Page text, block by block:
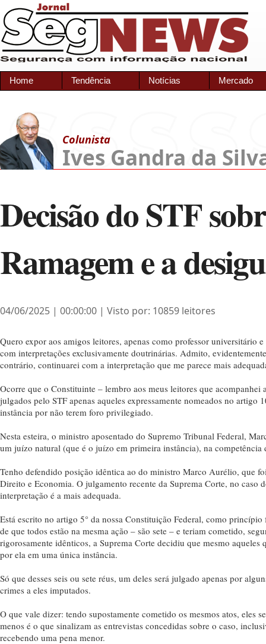
Home Tendência Notícias Mercado
Colunista
Ives Gandra da
Decisão do STF
Ramagem e a
04/06/2025 | 00:00:00 | Visto por: 10859 leitores
Quero expor aos amigos leitores, apenas como professor
com interpretações exclusivamente doutrinárias. Admito,
contrário, continuarei com a interpretação que me parece mais
Ocorre que o Constituinte – lembro aos meus leitores que
julgados pelo STF apenas aqueles expressamente nomeados no
instância por não terem foro privilegiado.
Nesta esteira, o ministro aposentado do Supremo Tribunal Federal,
um juízo natural (que é o juízo em primeira instância), na competência
Tenho defendido posição idêntica ao do ministro Marco Aurélio, que
Direito e Economia. O julgamento recente da Suprema Corte, no caso
interpretação é a mais adequada.
Está escrito no artigo 5° da nossa Constituição Federal, como
de que todos estão na mesma ação – são sete – e teriam cometido,
rigorosamente idênticos, a Suprema Corte decidiu que mesmo
por ela em uma única instância.
Só que desses seis ou sete réus, um deles será julgado apenas por
crimes a eles imputados.
O que vale dizer: tendo supostamente cometido os mesmos atos, eles
menos é o que sinalizam as entrevistas concedidas sobre o caso,
recebendo uma pena menor.